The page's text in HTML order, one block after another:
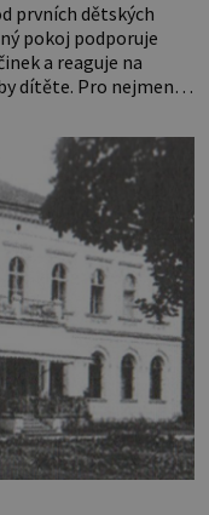
prvních dětských
pokoj podporuje
a reaguje na
dítěte. Pro nejmenší
útulně. Předškolní